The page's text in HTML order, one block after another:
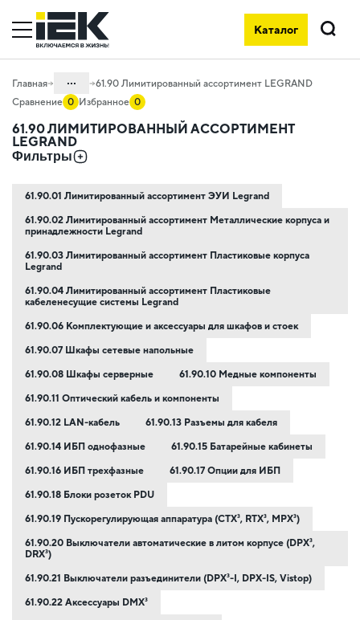
Каталог
Поиск
Главная ...
Каталог
61. Лимитированный ассортимент
LEGRAND
61.90 Лимитированный ассортимент LEGRAND
Сравнение 0 Избранное 0
61.90 ЛИМИТИРОВАННЫЙ АССОРТИМЕНТ
LEGRAND
Фильтры
61.90.01 Лимитированный ассортимент ЭУИ Legrand
61.90.02 Лимитированный ассортимент Металлические корпуса и
принадлежности Legrand
61.90.03 Лимитированный ассортимент Пластиковые корпуса
Legrand
61.90.04 Лимитированный ассортимент Пластиковые
кабеленесущие системы Legrand
61.90.06 Комплектующие и аксессуары для шкафов и стоек
61.90.07 Шкафы сетевые напольные
61.90.08 Шкафы серверные 61.90.10 Медные компоненты
61.90.11 Оптический кабель и компоненты
61.90.12 LAN-кабель 61.90.13 Разъемы для кабеля
61.90.14 ИБП однофазные 61.90.15 Батарейные кабинеты
61.90.16 ИБП трехфазные 61.90.17 Опции для ИБП
61.90.18 Блоки розеток PDU
61.90.19 Пускорегулирующая аппаратура (CTX³, RTX³, MPX³)
61.90.20 Выключатели автоматические в литом корпусе (DPX³,
DRX³)
61.90.21 Выключатели разъединители (DPX³-I, DPX-IS, Vistop)
61.90.22 Аксессуары DMX³